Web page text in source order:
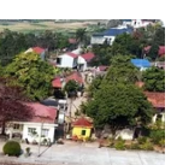
THANH